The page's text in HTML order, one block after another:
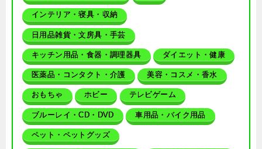
インテリア・寝具・収納
日用品雑貨・文房具・手芸
キッチン用品・食器・調理器具 ダイエット・健康
医薬品・コンタクト・介護 美容・コスメ・香水
おもちゃ ホビー テレビゲーム
ブルーレイ・CD・DVD 車用品・バイク用品
ペット・ペットグッズ